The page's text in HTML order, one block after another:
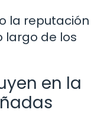
la reputación
largo de los
en la